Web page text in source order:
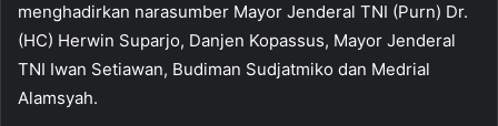
menghadirkan narasumber Mayor Jenderal TNI (Purn) Dr.
(HC) Herwin Suparjo, Danjen Kopassus, Mayor Jenderal
TNI Iwan Setiawan, Budiman Sudjatmiko dan Medrial
Alamsyah.